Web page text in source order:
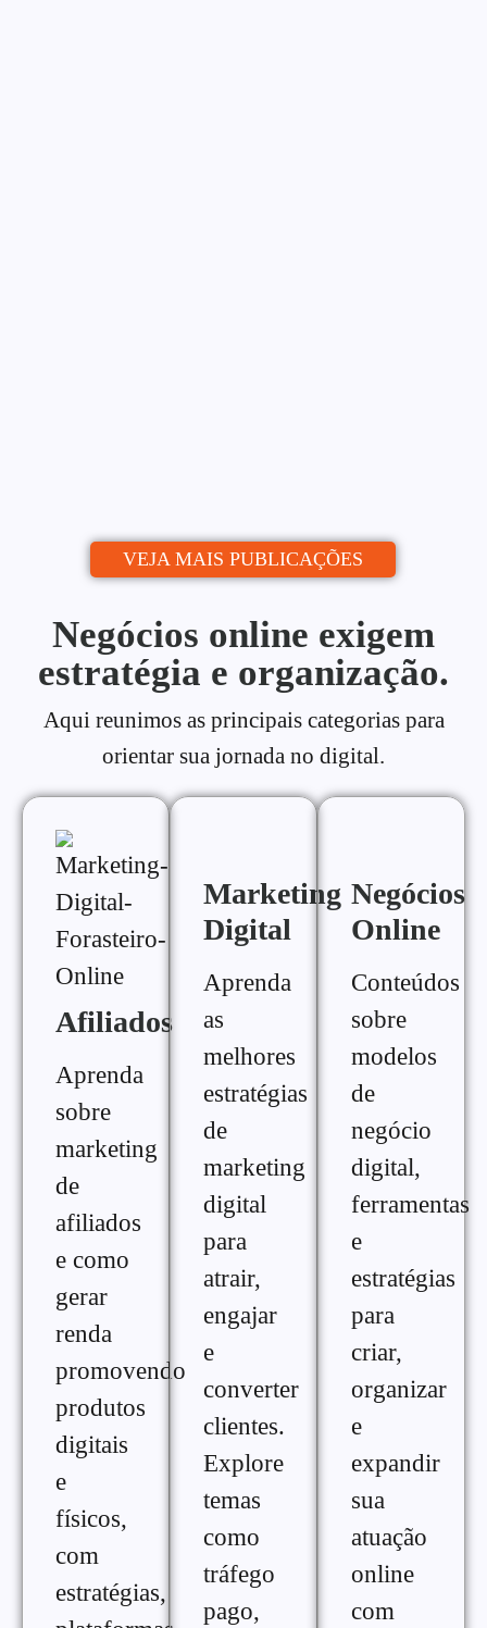
VEJA MAIS PUBLICAÇÕES
Negócios online exigem
estratégia e organização.
Aqui reunimos as principais categorias para
orientar sua jornada no digital.
Afiliados
Aprenda
sobre
marketing
de
afiliados
e como
gerar
renda
promovendo
produtos
digitais
e
físicos,
com
estratégias,
Marketing
Digital
Aprenda
as
melhores
estratégias
de
marketing
digital
para
atrair,
engajar
e
converter
clientes.
Explore
temas
como
tráfego
pago,
Negócios
Online
Conteúdos
sobre
modelos
de
negócio
digital,
ferramentas
e
estratégias
para
criar,
organizar
e
expandir
sua
atuação
online
com